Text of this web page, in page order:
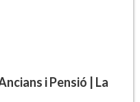
i Pensió | La